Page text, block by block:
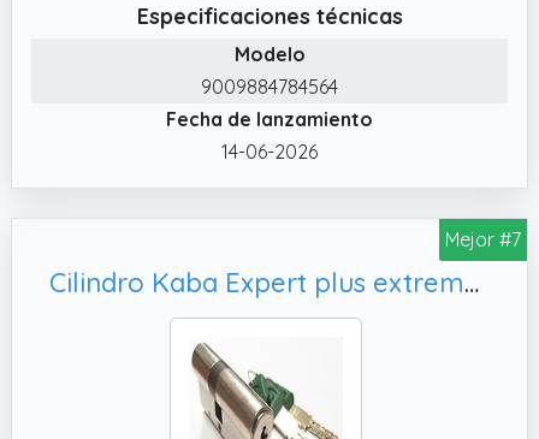
Especificaciones técnicas
Modelo
9009884784564
Fecha de lanzamiento
14-06-2026
Mejor #7
Cilindro Kaba Expert plus extreme protection 30x30 VDSBZ (Niquel)